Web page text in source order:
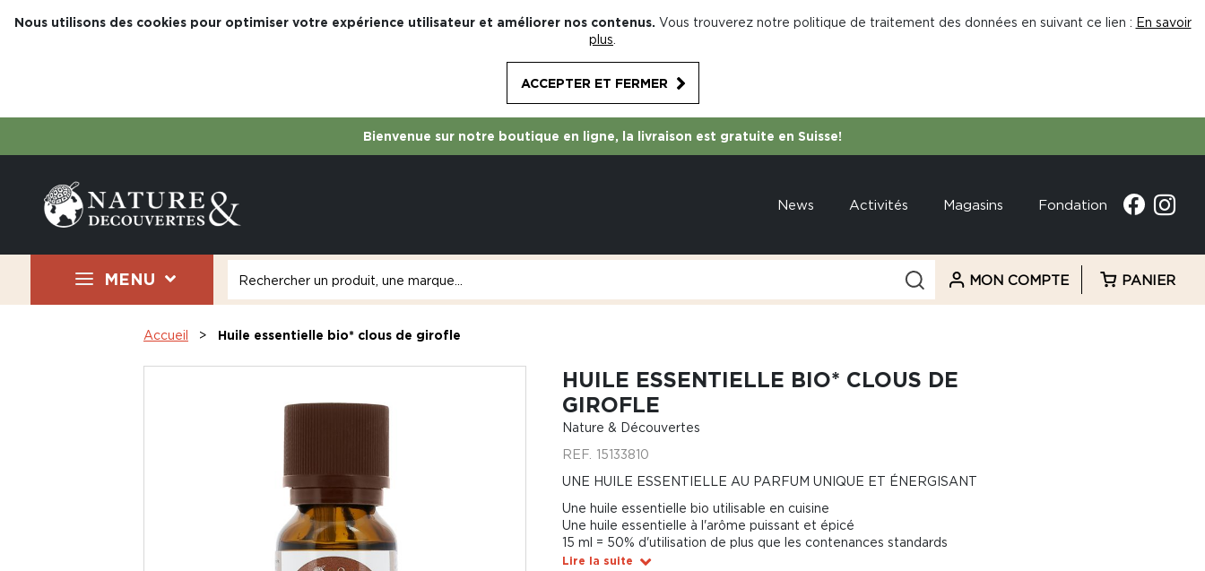
Nous utilisons des cookies pour optimiser votre expérience utilisateur et améliorer nos contenus. Vous trouverez notre politique de traitement des données en suivant ce lien : En savoir
plus
ACCEPTER ET FERMER
Bienvenue sur notre boutique en ligne, la livraison est gratuite en Suisse!
News Activités Magasins Fondation
MENU MON COMPTE PANIER
Accueil Huile essentielle bio* clous de girofle
HUILE ESSENTIELLE BIO* CLOUS DE
GIROFLE
Nature & Découvertes
REF. 15133810
UNE HUILE ESSENTIELLE AU PARFUM UNIQUE ET ÉNERGISANT
Une huile essentielle bio utilisable en cuisine
Une huile essentielle à l'arôme puissant et épicé
15 ml = 50% d'utilisation de plus que les contenances standards
Lire la suite